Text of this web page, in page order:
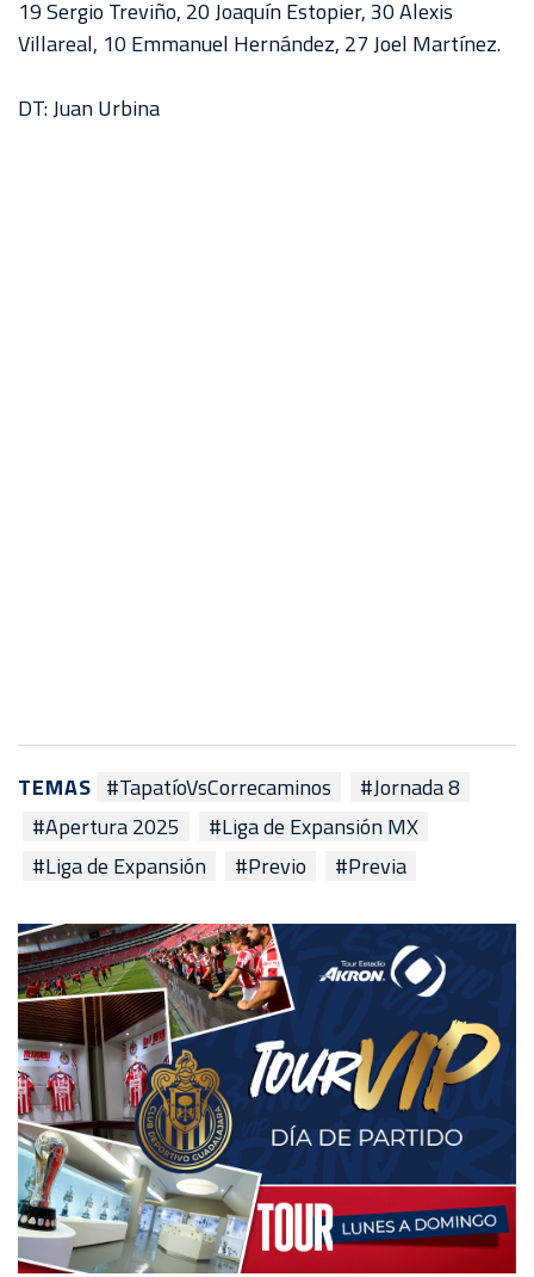
19 Sergio Treviño, 20 Joaquín Estopier, 30 Alexis
Villareal, 10 Emmanuel Hernández, 27 Joel Martínez.
DT: Juan Urbina
TEMAS #TapatíoVsCorrecaminos
#Jornada 8
#Apertura 2025
#Liga de Expansión MX
#Liga de Expansión
#Previo #Previa